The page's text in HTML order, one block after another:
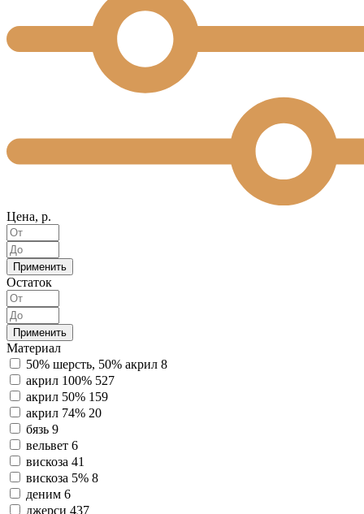
Цена, р.
Применить
Остаток
Применить
Материал
50% шерсть, 50% акрил 8
акрил 100% 527
акрил 50% 159
акрил 74% 20
бязь 9
вельвет 6
вискоза 41
вискоза 5% 8
деним 6
джерси 437